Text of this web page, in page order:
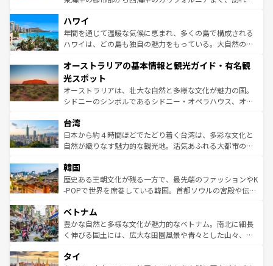
着のスイス情報は
のような巨大都市は、観光、ショッピング、エンターテイ
ンメントが詰まった刺激的なスポットだ。一方、アメリカ
西部には大自然が広がり、グランドキャニオンやイエロー
部のニューオーリンズでは、音楽と美食が融合した独特の
文化が魅力。旅行者はアメリカの各地域で異なる魅力を楽
しみながら、その多様性と豊かな歴史を感じることができ
るだろう。車でのロードトリップや列車の旅も、アメリカ
情報は
ハワイ
年間を通じて温暖な気候に恵まれ、多くの島で構成される
ハワイは、どの島も独自の魅力をもっている。大自然の神
ワイ島は見逃せない。また、定番の観光地といえばオアフ
島だが、静かな自然を求めるならマウイ島やカウアイ島が
おすすめ。エメラルドグリーンに輝く海をはじめ、豊かな
文化や歴史が息づいている。「アロハスピリット」と呼ば
人々、おいしいローカルフードやハワイアンミュージッ
ク、伝統的なフラダンスなど、すべてがハワイの魅力を彩
っている。訪れるたびに新しい発見と感動が待っているハ
はコンテンツ一覧
オーストラリアの基本情報と観光ガイド・有名観
光スポット
オーストラリアは、壮大な自然と多様な文化が魅力の国。
シドニーのシンボルであるシドニー・オペラハウス、オー
リアリーフや大陸中央部にそびえるウルル（エアーズロッ
ク）、タスマニアの美しい原生林やケアンズの熱帯雨林な
ど、見どころがたくさん。また、カフェやワイン、オージ
いる。アクティビティも充実しており、サーフィンやダイ
ビング、ハイキングなど、アウトドア好きにはたまらな
い。オーストラリアの多彩な魅力を存分に味わいつくそ
参照してほしい。
台湾
日本から約４時間ほどでたどり着く台湾は、多彩な文化と
自然が織りなす魅力的な観光地。活気あふれる大都市の台
ン）、静ひつな山岳地帯である台湾東部など、都市の喧騒
と山間の静けさが共存しており、訪れる人に新しい発見と
驚きをもたらしてくれる。また、奥深い台湾の食文化も魅
容にもいいと評判のスイーツなど、バラエティ豊かな料理
が味わえる。 なお、新着の台湾情報は コンテンツ一覧を参
照してほしい。
韓国
歴史ある王朝文化が残る一方で、最先端のファッションやK
-POPで世界を席巻している韓国。首都ソウルの宮殿や伝統
き、地方に足を延ばせば四季折々の自然美を楽しむことが
できる。そして、キムチや焼肉、絶品のストリートフード
まで、さまざまな韓国料理が待っている。夜には、韓国な
リティに包まれながら、韓国の多彩な魅力を心ゆくまで味
ベトナム
豊かな自然と多様な文化が魅力的なベトナム。南北に細長
く伸びる国土には、広大な田園風景や青々とした山々、世
急速な発展と共に伝統が息づく。ハノイの古い町並みやホ
タイ